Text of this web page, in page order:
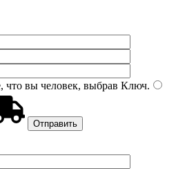
что вы человек, выбрав Ключ.